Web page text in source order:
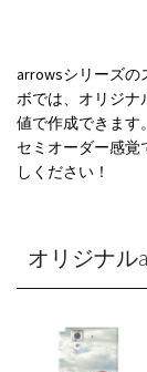
arrowsシリーズの
ボでは、オリジナ
値で作成できます
セミオーダー感
しください！
オリジナル